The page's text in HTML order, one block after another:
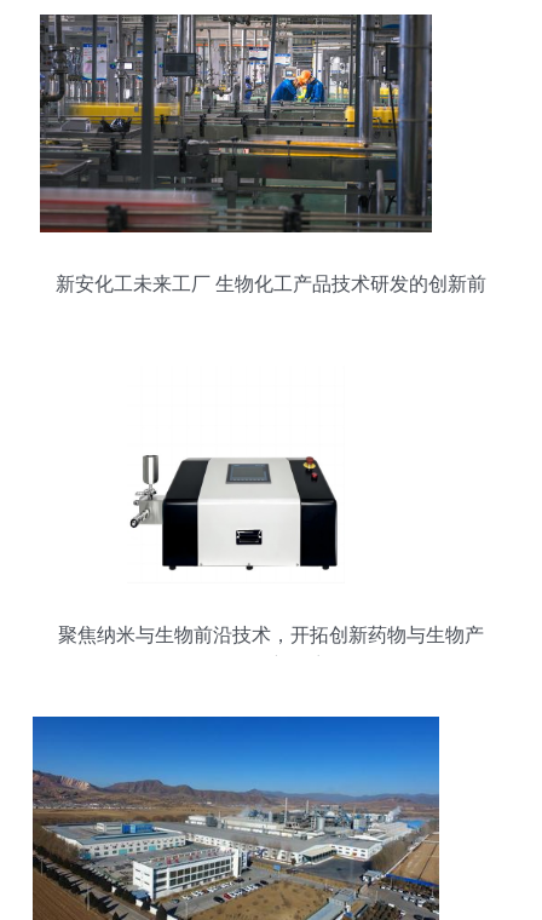
新安化工未来工厂 生物化工产品技术研发的创新前
聚焦纳米与生物前沿技术，开拓创新药物与生物产